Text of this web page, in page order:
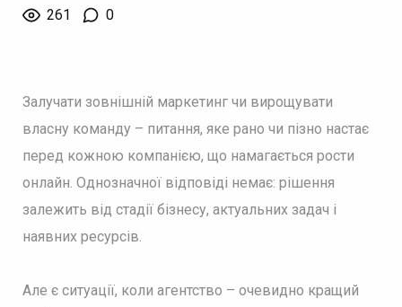
261 0
Залучати зовнішній маркетинг чи вирощувати
власну команду – питання, яке рано чи пізно настає
перед кожною компанією, що намагається рости
онлайн. Однозначної відповіді немає: рішення
залежить від стадії бізнесу, актуальних задач і
наявних ресурсів.
Але є ситуації, коли агентство – очевидно кращий